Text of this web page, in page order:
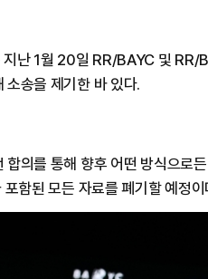
지난 1월 20일 RR/BAYC 및
소송을 제기한 바 있다.
합의를 통해 향후 어떤 방식으로
함된 모든 자료를 폐기할 예정이